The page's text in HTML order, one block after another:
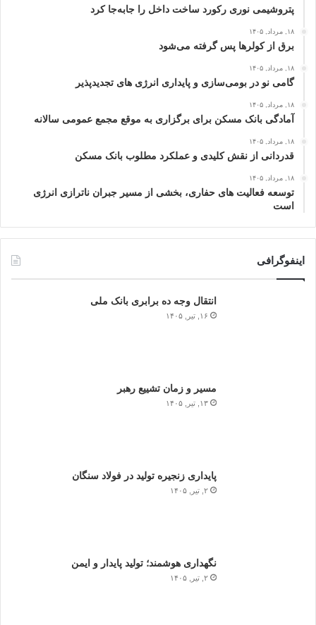
پتروشیمی نوری رکورد ساخت داخل را جابه‌جا کرد
۱۸, مرداد, ۱۴۰۵
برق از کولرها پس گرفته می‌شود
۱۸, مرداد, ۱۴۰۵
گامی نو در بومی‌سازی و پایداری انرژی‌ های تجدیدپذیر
۱۸, مرداد, ۱۴۰۵
آمادگی بانک مسکن برای برگزاری به موقع مجمع عمومی سالانه
۱۸, مرداد, ۱۴۰۵
قدردانی از نقش کلیدی و عملکرد مطلوب بانک مسکن
۱۸, مرداد, ۱۴۰۵
توسعه فعالیت‌ های حفاری، بخشی از مسیر جبران ناترازی انرژی
است
اینفوگرافی
انتقال وجه ده برابری بانک ملی
۱۶, تیر, ۱۴۰۵
مسیر و زمان تشییع رهبر
۱۳, تیر, ۱۴۰۵
پایداری زنجیره تولید در فولاد سنگان
۲, تیر, ۱۴۰۵
نگهداری هوشمند؛ تولید پایدار و ایمن
۲, تیر, ۱۴۰۵